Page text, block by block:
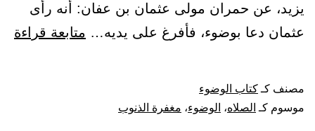
يزيد، عن حمران مولى عثمان بن عفان: أنه رأى
عثمان دعا بوضوء، فأفرغ على يديه… متابعة قراءة
مصنف كـكتاب الوضوء
موسوم كـ الصلاه، الوضوء، مغفرة الذنوب